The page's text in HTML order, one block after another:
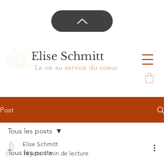
La vie au service du coeur
Elise Schmitt
Post
Tous les posts
Tous les posts
Elise Schmitt
14 janv. 1 min de lecture